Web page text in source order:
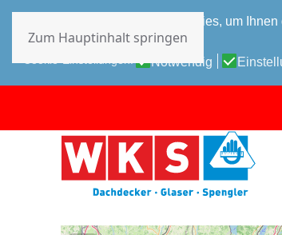
Diese Website verwendet Cookies, um
Datenschutz-Bestimmungen
Notwendig
Zum Hauptinhalt springen